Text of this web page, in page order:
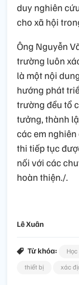
duy nghiên
cho xã hội
Ông Nguyễn
trường luôn
là một nội
hướng phát
trường đều tổ
tưởng, thành
các em
thi tiếp tục
nối với các
hoàn thiện./.
Lê Xuân
Từ khóa:
thiết bị
xác